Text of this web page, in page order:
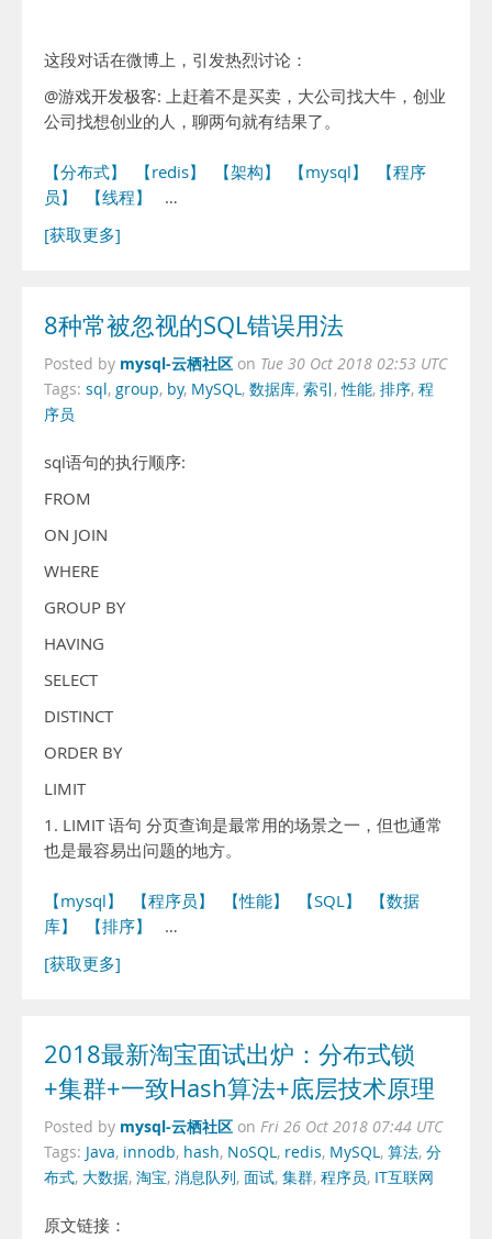
这段对话在微博上，引发热烈讨论：
@游戏开发极客: 上赶着不是买卖，大公司找大牛，创业
公司找想创业的人，聊两句就有结果了。
【分布式】 【redis】 【架构】 【mysql】
【程序
员】
【线程】
…
[获取更多]
8种常被忽视的SQL错误用法
Posted by mysql-云栖社区 on Tue 30 Oct 2018 02:53 UTC
Tags: sql, group, by, MySQL, 数据库, 索引 ,性能, 排序, 程
序员
sql语句的执行顺序:
FROM
ON JOIN
WHERE
GROUP BY
HAVING
SELECT
DISTINCT
ORDER BY
LIMIT
1. LIMIT 语句 分页查询是最常用的场景之一，但也通常
也是最容易出问题的地方。
【mysql】 【程序员】 【性能】 【SQL】
【数据
库】
【排序】
…
[获取更多]
2018最新淘宝面试出炉：分布式锁
+集群+一致Hash算法+底层技术原理
Posted by mysql-云栖社区 on Fri 26 Oct 2018 07:44 UTC
Tags: Java, innodb, hash, NoSQL, redis, MySQL, 算法, 分
布式, 大数据, 淘宝, 消息队列, 面试, 集群, 程序员, IT互联网
原文链接：